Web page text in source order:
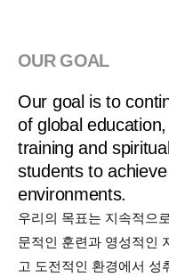
OUR GOAL
Our goal is to
of global
training and
students to
environments.
우리의 목표는 지속적으
문적인 훈련과 영성적인
고 도전적인 환경에서 성